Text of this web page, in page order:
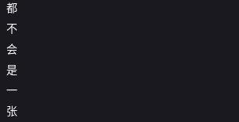
都
不
会
是
一
张